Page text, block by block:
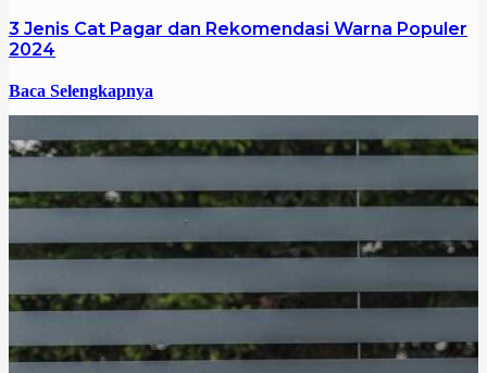
3 Jenis Cat Pagar dan Rekomendasi Warna Populer
2024
Baca Selengkapnya